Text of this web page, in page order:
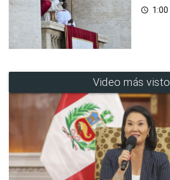
access_time 1:00
Video más visto